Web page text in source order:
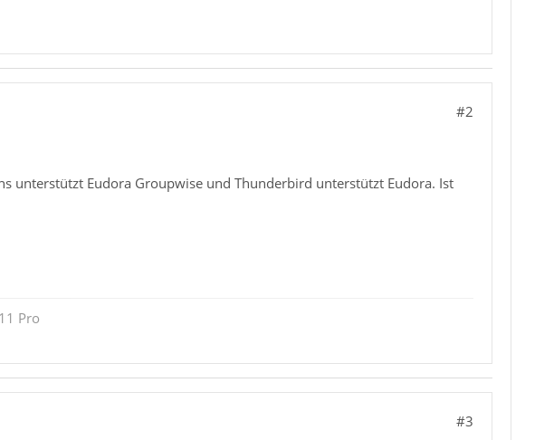
#2
unterstützt Eudora Groupwise und Thunderbird unterstützt Eudora. Ist
Pro
#3